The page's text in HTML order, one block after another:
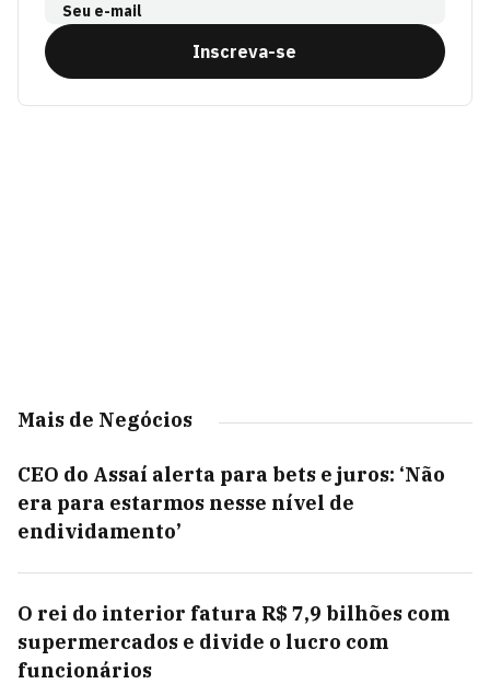
Seu e-mail
Inscreva-se
Mais de Negócios
CEO do Assaí alerta para bets e juros: ‘Não
era para estarmos nesse nível de
endividamento’
O rei do interior fatura R$ 7,9 bilhões com
supermercados e divide o lucro com
funcionários